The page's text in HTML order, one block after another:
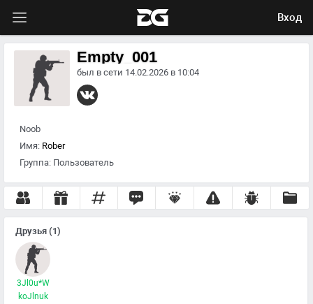
Вход
Noob
Имя: Rober
Группа: Пользователь
Empty_001
был в сети 14.02.2026 в 10:04
Друзья (1)
3Jl0u*W
koJlnuk